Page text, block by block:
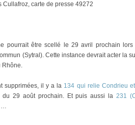
Cullafroz, carte de presse 49272
pourrait être scellé le 29 avril prochain
(Sytral). Cette instance devrait acter la
Rhône.
supprimées, il y a la 134 qui relie Condrieu
du 29 août prochain. Et puis aussi la231
…